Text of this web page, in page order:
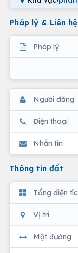
Pháp lý & Liên hệ
Pháp lý
Người đăng
Điện thoại
Nhắn tin
Thông tin đất
Tổng diện
Vị trí
Mặt đường